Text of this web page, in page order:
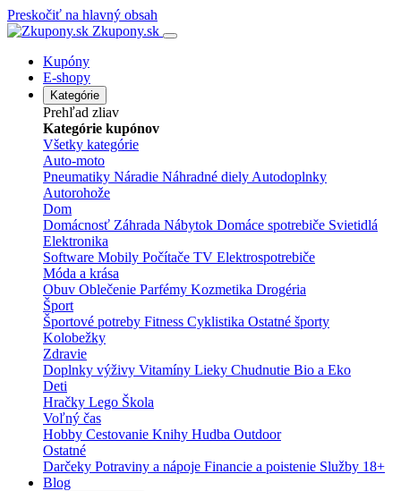
Preskočiť na hlavný obsah
Zkupony.sk
Kupóny
E-shopy
Kategórie
Prehľad zliav
Kategórie kupónov
Všetky kategórie
Auto-moto
Pneumatiky Náradie Náhradné diely Autodoplnky
Autorohože
Dom
Domácnosť Záhrada Nábytok Domáce spotrebiče Svietidlá
Elektronika
Software Mobily Počítače TV Elektrospotrebiče
Móda a krása
Obuv Oblečenie Parfémy Kozmetika Drogéria
Šport
Športové potreby Fitness Cyklistika Ostatné športy
Kolobežky
Zdravie
Doplnky výživy Vitamíny Lieky Chudnutie Bio a Eko
Deti
Hračky Lego Škola
Voľný čas
Hobby Cestovanie Knihy Hudba Outdoor
Ostatné
Darčeky Potraviny a nápoje Financie a poistenie Služby 18+
Blog